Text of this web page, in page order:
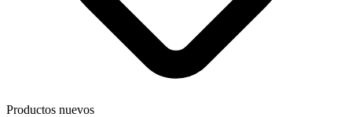
Productos nuevos